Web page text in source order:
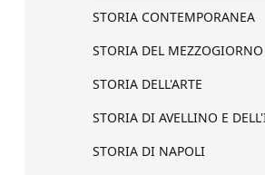
STORIA CONTEMPORANEA
STORIA DEL MEZZOGIORNO
STORIA DELL'ARTE
STORIA DI AVELLINO E
STORIA DI NAPOLI